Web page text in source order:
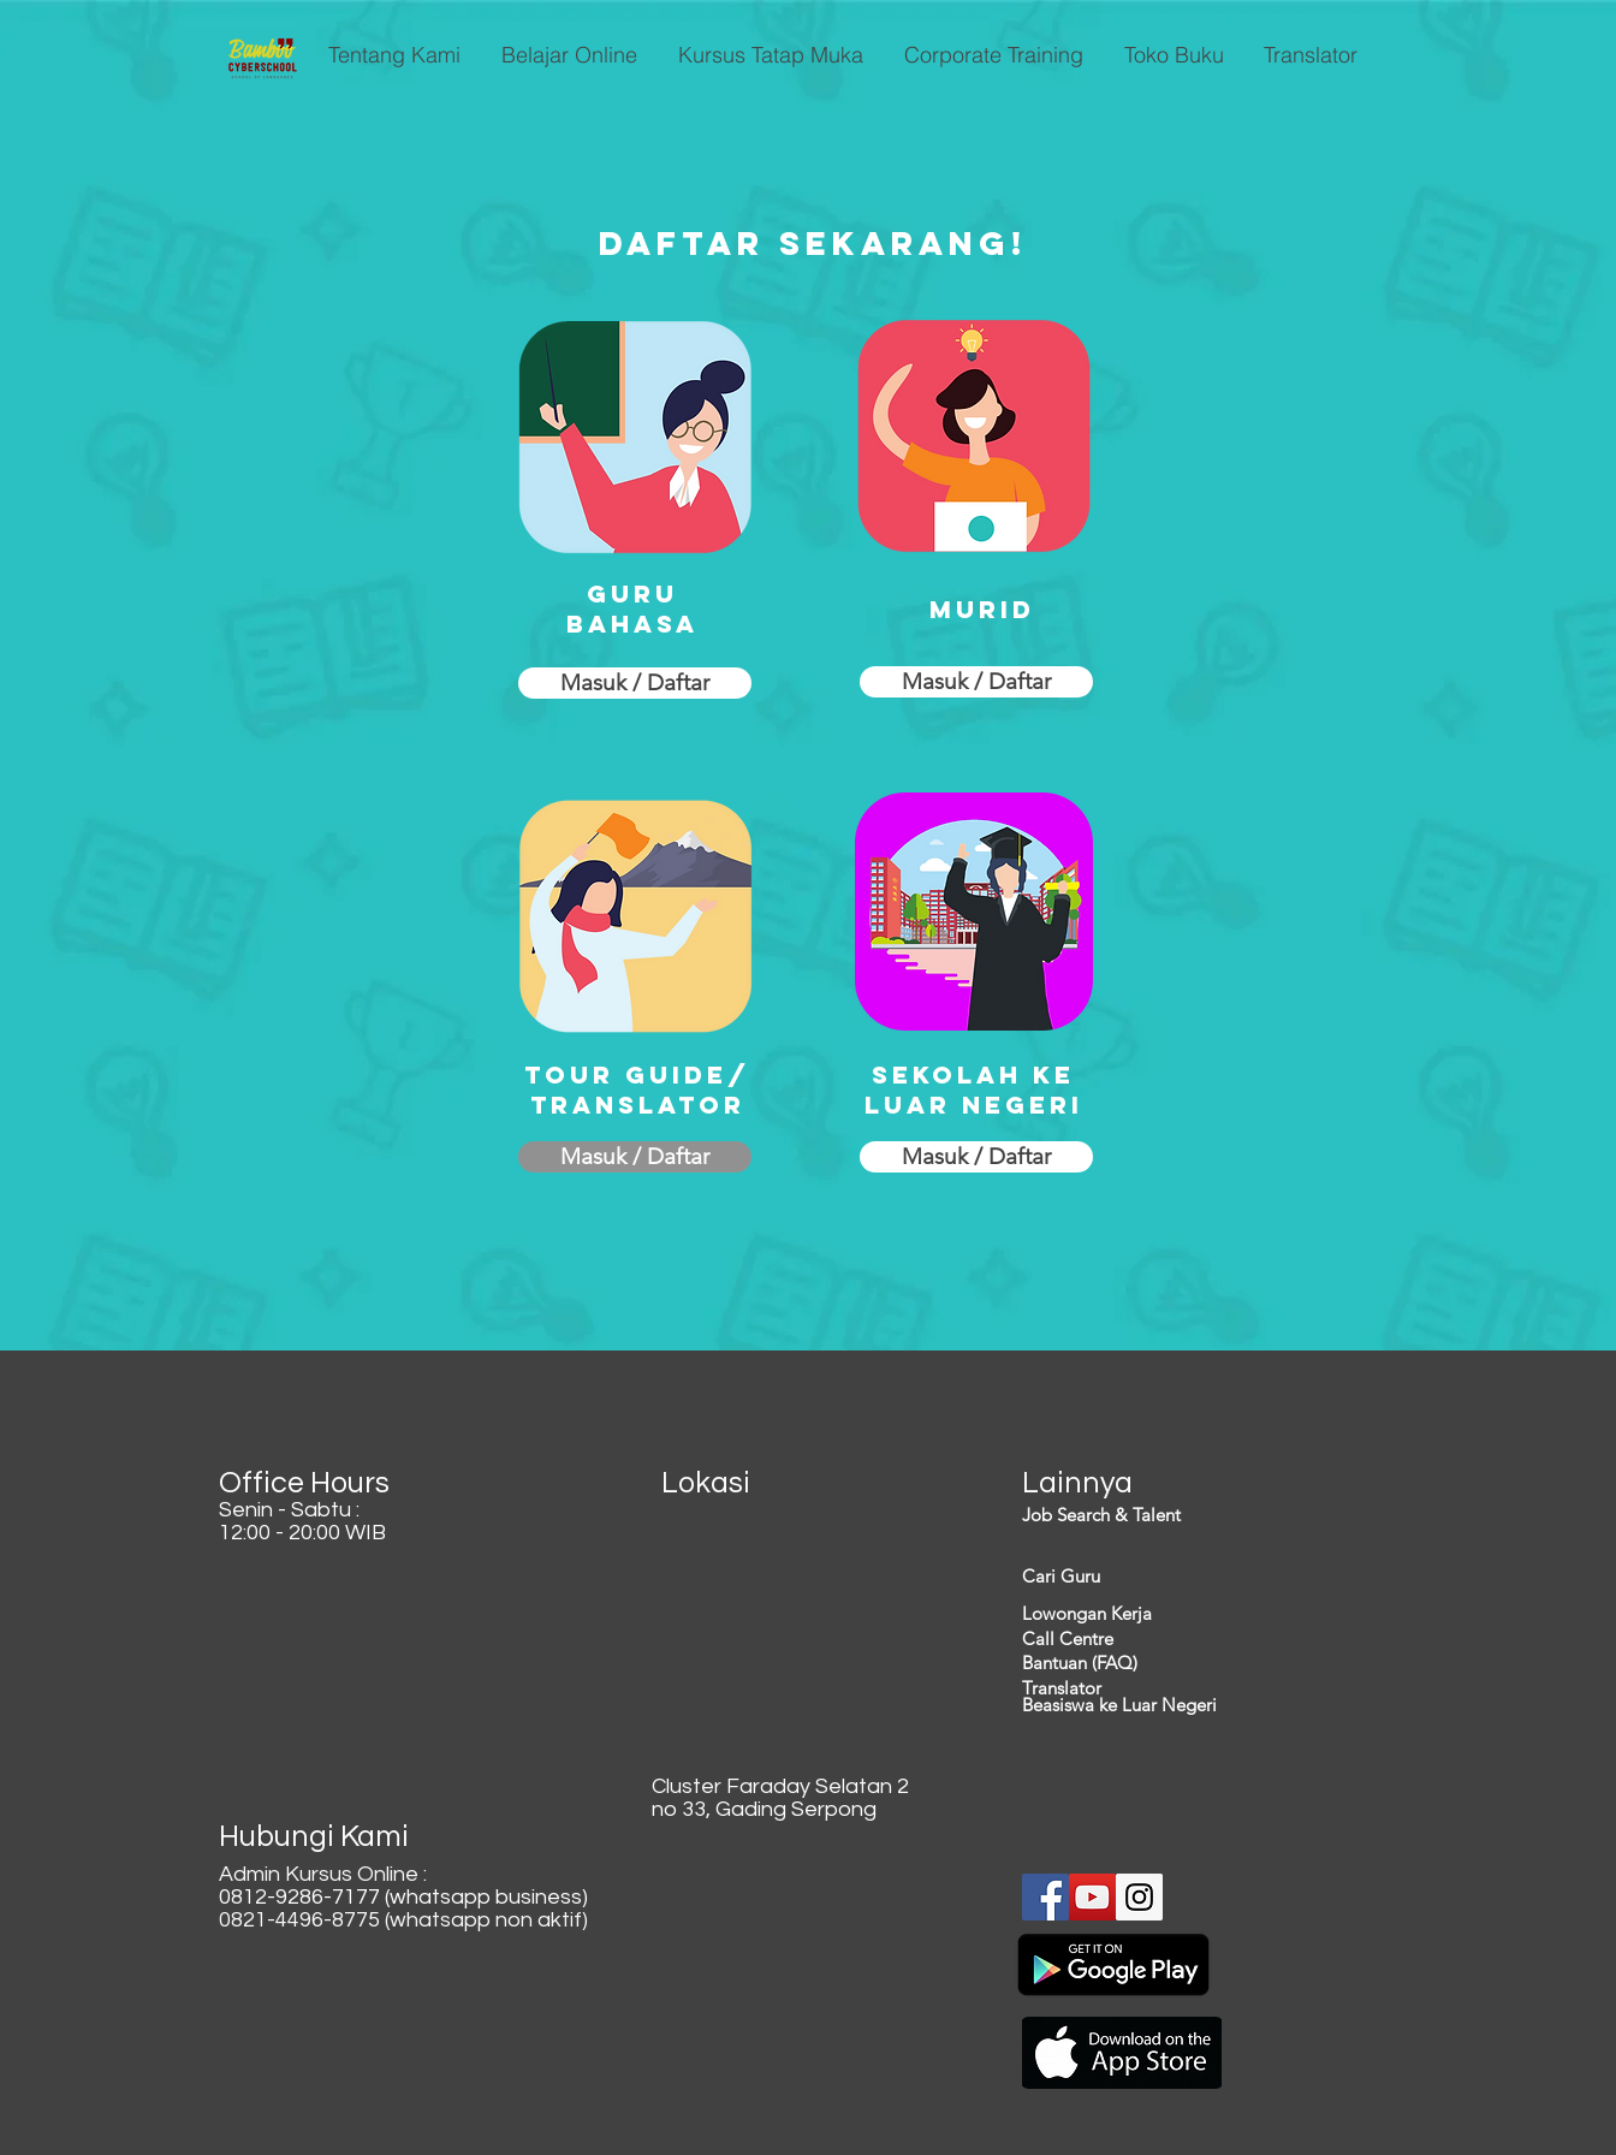
Tentang Kami Belajar Online Kursus Tatap Muka Corporate Training Toko Buku Translator
Daftar sekarang!
Guru
bahasa
Masuk / Daftar
murid
Masuk / Daftar
Tour guide/
translator
Sekolah ke
luar negeri
Masuk / Daftar Masuk / Daftar
Office Hours
Senin - Sabtu :
12:00 - 20:00 WIB
Lokasi Lainnya
Job Search & Talent
Cari Guru
Lowongan Kerja
Call Centre
Bantuan (FAQ)
Translator
Beasiswa ke Luar Negeri
Cluster Faraday Selatan 2
no 33, Gading Serpong
Hubungi Kami
Admin Kursus Online :
0812-9286-7177 (whatsapp business)
0821-4496-8775 (whatsapp non aktif)